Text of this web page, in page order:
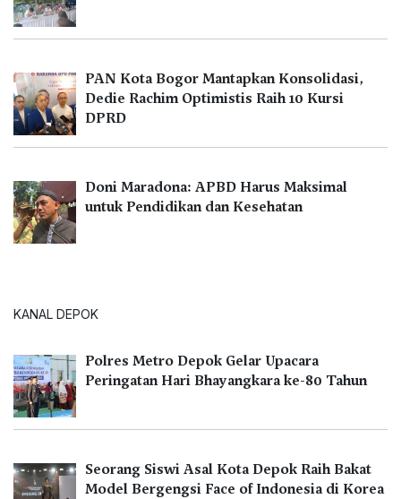
PAN Kota Bogor Mantapkan Konsolidasi,
Dedie Rachim Optimistis Raih 10 Kursi
DPRD
Doni Maradona: APBD Harus Maksimal
untuk Pendidikan dan Kesehatan
KANAL DEPOK
Polres Metro Depok Gelar Upacara
Peringatan Hari Bhayangkara ke-80 Tahun
Seorang Siswi Asal Kota Depok Raih Bakat
Model Bergengsi Face of Indonesia di Korea